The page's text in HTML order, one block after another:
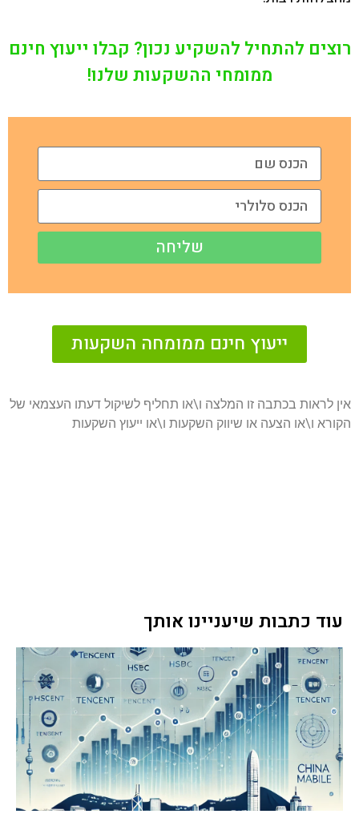
רוצים להתחיל להשקיע נכון? קבלו ייעוץ חינם
ממומחי ההשקעות שלנו!
שליחה
ייעוץ חינם ממומחה השקעות
אין לראות בכתבה זו המלצה ו\או תחליף לשיקול דעתו העצמאי של
הקורא ו\או הצעה או שיווק השקעות ו\או ייעוץ השקעות
עוד כתבות שיעניינו אותך